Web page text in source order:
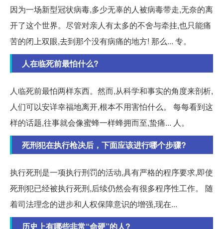
因为一场新型冠状病毒,多少无辜的人被病毒带走,无奈的离
开了这个世界。尽管对亲人有太多的不舍与牵挂,也只能痛
苦的闭上双眼,去到那个没有病痛的地方! 那么... 专。
人在临死前最怕什么?
人临死前最怕两样东西。然而,从科学和事实的角度来剖析,
人们可以安详幸福地离开,根本不用害怕什么。 每每看到这
样的话题,往事就会像蜜蜂一样蜂拥而至,蛰痛... 人。
死刑犯在执行枪决后，下面应该进行哪个步骤?
执行死刑是一项执行刑罚的活动,具有严格的程序要求,即使
死刑犯已经被执行死刑,后续仍然会有很多程序性工作。 随
着司法理念的进步和人权保障意识的增强,现在...
历史上有哪些非常“命硬”的人?